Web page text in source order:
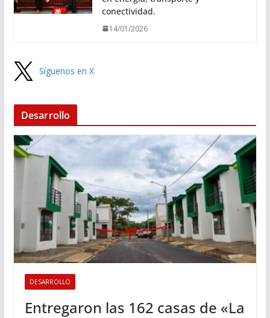
conectividad.
14/01/2026
Síguenos en X
Desarrollo
DESARROLLO
Entregaron las 162 casas de «La